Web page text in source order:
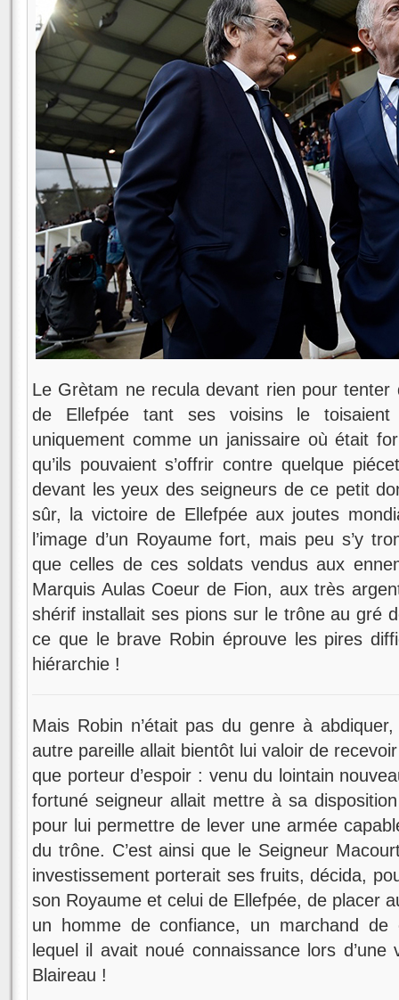
Le Grètam ne recula devant rien pour tenter
de Ellefpée tant ses voisins le
uniquement comme un janissaire où était
qu’ils pouvaient s’offrir contre quelque
devant les yeux des seigneurs de ce petit
sûr, la victoire de Ellefpée aux joutes
l’image d’un Royaume fort, mais peu s’y
que celles de ces soldats vendus aux
Marquis Aulas Coeur de Fion, aux très
shérif installait ses pions sur le trône au gré
ce que le brave Robin éprouve les pires
hiérarchie !
Mais Robin n’était pas du genre à
autre pareille allait bientôt lui valoir de
que porteur d’espoir : venu du lointain
fortuné seigneur allait mettre à sa
pour lui permettre de lever une armée
du trône. C’est ainsi que le Seigneur
investissement porterait ses fruits, décida,
son Royaume et celui de Ellefpée, de placer
un homme de confiance, un marchand
lequel il avait noué connaissance lors
Blaireau !